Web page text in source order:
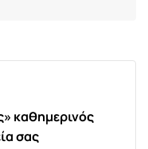
καθημερινός
σας